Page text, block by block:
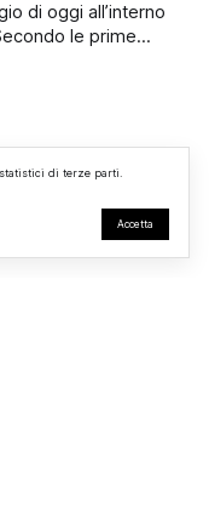
di oggi all’interno
le prime
sono intervenuti
di terze parti.
Accetta